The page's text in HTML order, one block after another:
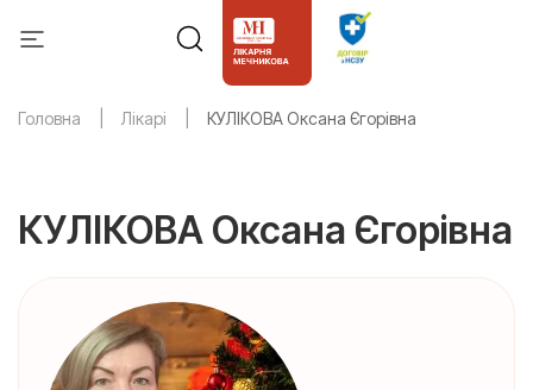
Головна Лікарі КУЛІКОВА Оксана Єгорівна
КУЛІКОВА Оксана Єгорівна